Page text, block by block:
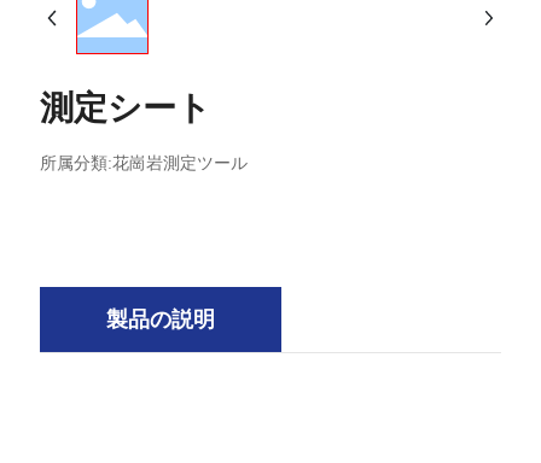
測定シート
所属分類:花崗岩測定ツール
製品の説明